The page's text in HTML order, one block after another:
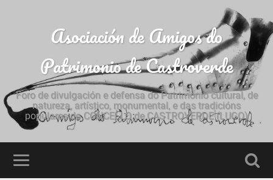
Asociación de Amigos do
Patrimonio de Castroverde
Foro de divulgación e defensa do Patrimonio cultural, de
natureza, artístico, monumental, e das tradicións
populares do CONCELLO de CASTROVERDE (LUGO)